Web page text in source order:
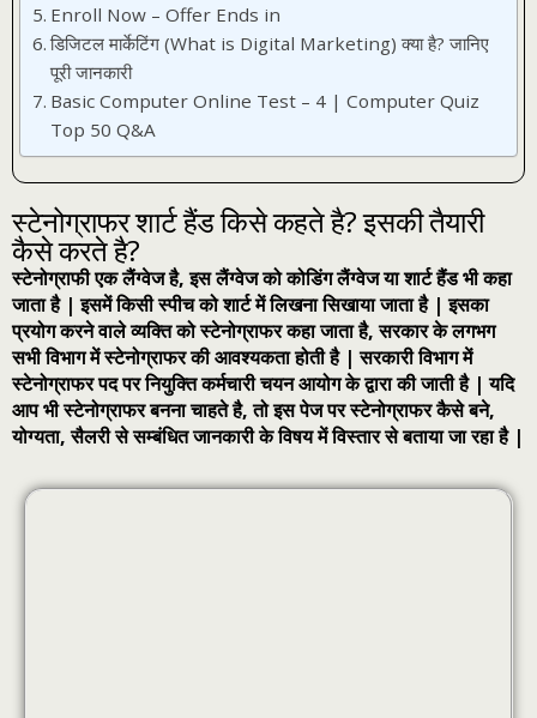
Enroll Now – Offer Ends in
डिजिटल मार्केटिंग (What is Digital Marketing) क्या है? जानिए
पूरी जानकारी
Basic Computer Online Test – 4 | Computer Quiz
Top 50 Q&A
स्टेनोग्राफर शार्ट हैंड किसे कहते है? इसकी तैयारी
कैसे करते है?
स्टेनोग्राफी एक लैंग्वेज है, इस लैंग्वेज को कोडिंग लैंग्वेज या शार्ट हैंड भी कहा
जाता है | इसमें किसी स्पीच को शार्ट में लिखना सिखाया जाता है | इसका
प्रयोग करने वाले व्यक्ति को स्टेनोग्राफर कहा जाता है, सरकार के लगभग
सभी विभाग में स्टेनोग्राफर की आवश्यकता होती है | सरकारी विभाग में
स्टेनोग्राफर पद पर नियुक्ति कर्मचारी चयन आयोग के द्वारा की जाती है | यदि
आप भी स्टेनोग्राफर बनना चाहते है, तो इस पेज पर स्टेनोग्राफर कैसे बने,
योग्यता, सैलरी से सम्बंधित जानकारी के विषय में विस्तार से बताया जा रहा है |